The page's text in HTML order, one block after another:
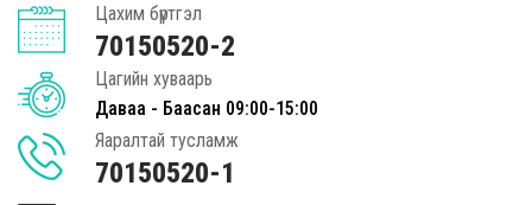
Цахим бүртгэл
70150520-2
Цагийн хуваарь
Даваа - Баасан 09:00-15:00
Яаралтай тусламж
70150520-1